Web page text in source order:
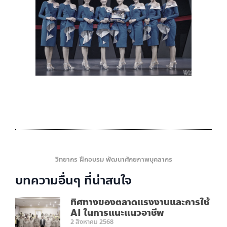
วิทยากร ฝึกอบรม พัฒนาศักยภาพบุคลากร
บทความอื่นๆ ที่น่าสนใจ
ทิศทางของตลาดแรงงานและการใช้
AI ในการแนะแนวอาชีพ
2 สิงหาคม 2568